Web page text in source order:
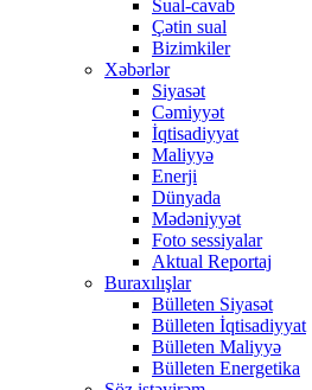
Sual-cavab
Çətin sual
Bizimkiler
Xəbərlər
Siyasət
Cəmiyyət
İqtisadiyyat
Maliyyə
Enerji
Dünyada
Mədəniyyət
Foto sessiyalar
Aktual Reportaj
Buraxılışlar
Bülleten Siyasət
Bülleten İqtisadiyyat
Bülleten Maliyyə
Bülleten Energetika